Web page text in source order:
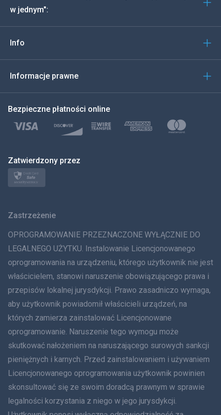
Włoski
한국의
ภาษาไทย
简体中文
Dania
हिंदी
Holenderski
עברית
Rumunia
Tiếng Việt
w jednym":
Info
Informacje prawne
Bezpieczne płatności online
Zatwierdzony przez
Zastrzeżenie
OPROGRAMOWANIE PRZEZNACZONE WYŁĄCZNIE DO
LEGALNEGO UŻYTKU. Instalowanie Licencjonowanego
oprogramowania na urządzeniu, którego użytkownik nie jest
właścicielem, stanowi naruszenie obowiązującego prawa i
przepisów lokalnej jurysdykcji. Prawo zasadniczo wymaga,
aby użytkownik powiadomił właścicieli urządzeń, na
których zamierza zainstalować Licencjonowane
oprogramowanie. Naruszenie tego wymogu może
skutkować nałożeniem na naruszającego surowych sankcji
pieniężnych i karnych. Przed zainstalowaniem i używaniem
Licencjonowanego oprogramowania użytkownik powinien
skonsultować się ze swoim doradcą prawnym w sprawie
legalności korzystania z niego w jego jurysdykcji.